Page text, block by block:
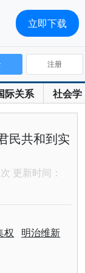
际关系 社会学
注册
民共和到实
更新时间：
权 明治维新
立即下载